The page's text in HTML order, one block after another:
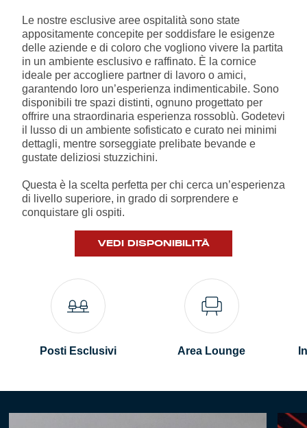
Urban Collection
Throwback Duemila
Sebago x Genoa
Robe di Kappa x Genoa
Kids
Summer Sale
Accessori
Party
Le nostre esclusive aree ospitalità sono state
appositamente concepite per soddisfare le esigenze
delle aziende e di coloro che vogliono vivere la partita
in un ambiente esclusivo e raffinato. È la cornice
ideale per accogliere partner di lavoro o amici,
garantendo loro un’esperienza indimenticabile. Sono
disponibili tre spazi distinti, ognuno progettato per
offrire una straordinaria esperienza rossoblù. Godetevi
il lusso di un ambiente sofisticato e curato nei minimi
dettagli, mentre sorseggiate prelibate bevande e
gustate deliziosi stuzzichini.
Questa è la scelta perfetta per chi cerca un’esperienza
di livello superiore, in grado di sorprendere e
conquistare gli ospiti.
VEDI DISPONIBILITÀ
Posti Esclusivi Area Lounge